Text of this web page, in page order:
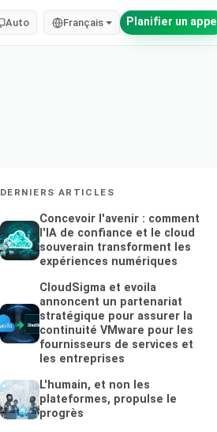
Auto Français Planifier un appel
DERNIERS ARTICLES
Concevoir l'avenir : comment
l'IA de confiance et le cloud
souverain transforment les
expériences numériques
CloudSigma et evoila
annoncent un partenariat
stratégique pour assurer la
continuité VMware pour les
fournisseurs de services et
les entreprises
L'humain, et non les
plateformes, propulse le
progrès